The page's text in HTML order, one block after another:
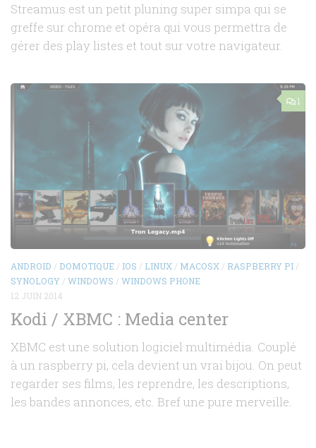
Streamus est un petit pluning super simpa qui se
greffe sur chrome et opéra qui vous permettra de
gérer des play listes et tout sur votre navigateur.
1
ANDROID / DOMOTIQUE / IOS / LINUX / MACOSX / RASPBERRY PI /
SYNOLOGY / WINDOWS / WINDOWS PHONE
12 JUIN 2014
Kodi / XBMC : Media center
XBMC est une solution logiciel multimédia. Couplé
à un raspberry pi, cela devient un vrai bijou. On peut
regarder ses films, les reprendre, les descriptions,
les bandes annonces, etc. Bref une pure merveille.